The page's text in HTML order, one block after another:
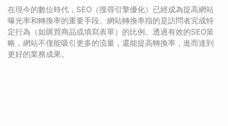
在現今的數位時代，SEO（搜尋引擎優化）已經成為提高網站
曝光率和轉換率的重要手段。網站轉換率指的是訪問者完成特
定行為（如購買商品或填寫表單）的比例。透過有效的SEO策
略，網站不僅能吸引更多的流量，還能提高轉換率，進而達到
更好的業務成果。